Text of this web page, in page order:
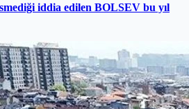
iddia edilen BOLSEV bu yıl